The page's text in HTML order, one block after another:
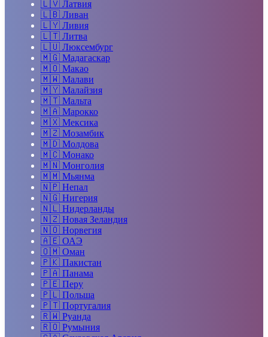
🇱🇻 Латвия
🇱🇧 Ливан
🇱🇾 Ливия
🇱🇹 Литва
🇱🇺 Люксембург
🇲🇬 Мадагаскар
🇲🇴 Макао
🇲🇼 Малави
🇲🇾 Малайзия
🇲🇹 Мальта
🇲🇦 Марокко
🇲🇽 Мексика
🇲🇿 Мозамбик
🇲🇩 Молдова
🇲🇨 Монако
🇲🇳 Монголия
🇲🇲 Мьянма
🇳🇵 Непал
🇳🇬 Нигерия
🇳🇱 Нидерланды
🇳🇿 Новая Зеландия
🇳🇴 Норвегия
🇦🇪 ОАЭ
🇴🇲 Оман
🇵🇰 Пакистан
🇵🇦 Панама
🇵🇪 Перу
🇵🇱 Польша
🇵🇹 Португалия
🇷🇼 Руанда
🇷🇴 Румыния